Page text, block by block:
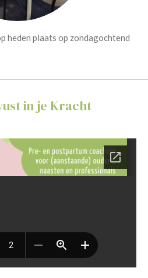
heden plaats op zondagochtend
in je Kracht